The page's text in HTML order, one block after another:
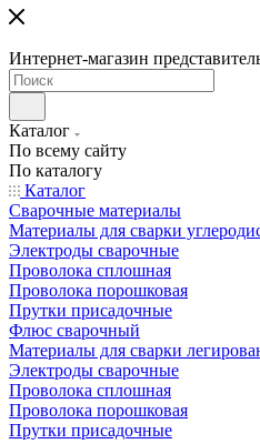
Интернет-магазин
Каталог
По всему сайту
По каталогу
Каталог
Сварочные материалы
Материалы для сварки
Электроды сварочные
Проволока сплошная
Проволока порошковая
Прутки присадочные
Флюс сварочный
Материалы для сварки
Электроды сварочные
Проволока сплошная
Проволока порошковая
Прутки присадочные